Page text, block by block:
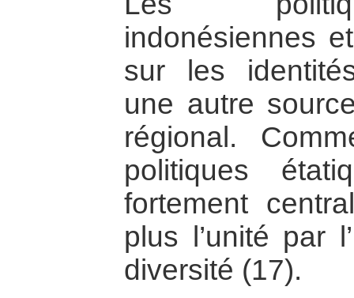
indonésiennes
sur les
une autre
régional.
politiques
fortement
plus l’unité par
diversité (17).